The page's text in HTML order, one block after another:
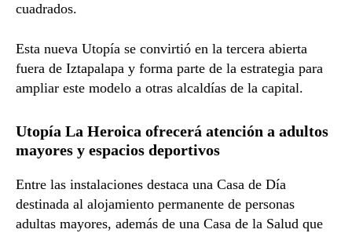
cuadrados.
Esta nueva Utopía se convirtió en la tercera abierta
fuera de Iztapalapa y forma parte de la estrategia para
ampliar este modelo a otras alcaldías de la capital.
Utopía La Heroica ofrecerá atención a adultos
mayores y espacios deportivos
Entre las instalaciones destaca una Casa de Día
destinada al alojamiento permanente de personas
adultas mayores, además de una Casa de la Salud que